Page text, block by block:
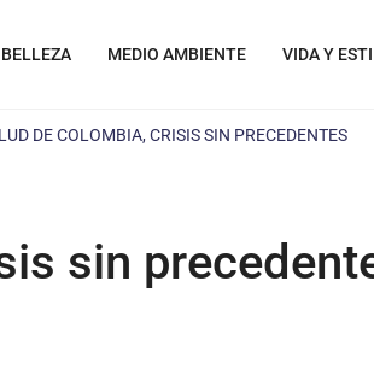
BELLEZA MEDIO AMBIENTE VIDA Y
DE COLOMBIA, CRISIS SIN PRECEDENTES
sin